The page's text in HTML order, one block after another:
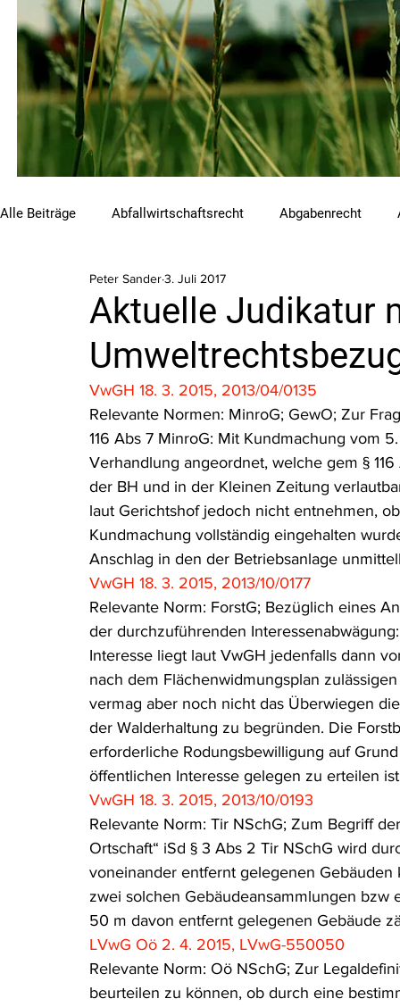
Alle Beiträge Abfallwirtschaftsrecht Abgabenrecht
Beihilfen und Förderungen
Luftreinhalterecht Naturschutzrecht
Tierschutzrecht
Verkehr- und
RDU Umwelt-Ausgabe Erdgas
Aktuelle Judikatur
Peter Sander3. Juli 2017
VwGH 18. 3. 2015, 2013/04/0135
Relevante Normen: MinroG; GewO; Zur
116 Abs 7 MinroG: Mit Kundmachung vom
Verhandlung angeordnet, welche gem §
der BH und in der Kleinen Zeitung
laut Gerichtshof jedoch nicht entnehmen,
Kundmachung vollständig eingehalten
Anschlag in den der Betriebsanlage
VwGH 18. 3. 2015, 2013/10/0177
Relevante Norm: ForstG; Bezüglich eines
der durchzuführenden
Interesse liegt laut VwGH jedenfalls dann
nach dem Flächenwidmungsplan
vermag aber noch nicht das Überwiegen
der Walderhaltung zu begründen. Die
erforderliche Rodungsbewilligung auf
öffentlichen Interesse gelegen zu erteilen
VwGH 18. 3. 2015, 2013/10/0193
Relevante Norm: Tir NSchG; Zum Begriff
Ortschaft“ iSd § 3 Abs 2 Tir NSchG wird
voneinander entfernt gelegenen
zwei solchen Gebäudeansammlungen
50 m davon entfernt gelegenen Gebäude
LVwG Oö 2. 4. 2015, LVwG-550050
Relevante Norm: Oö NSchG; Zur
beurteilen zu können, ob durch eine